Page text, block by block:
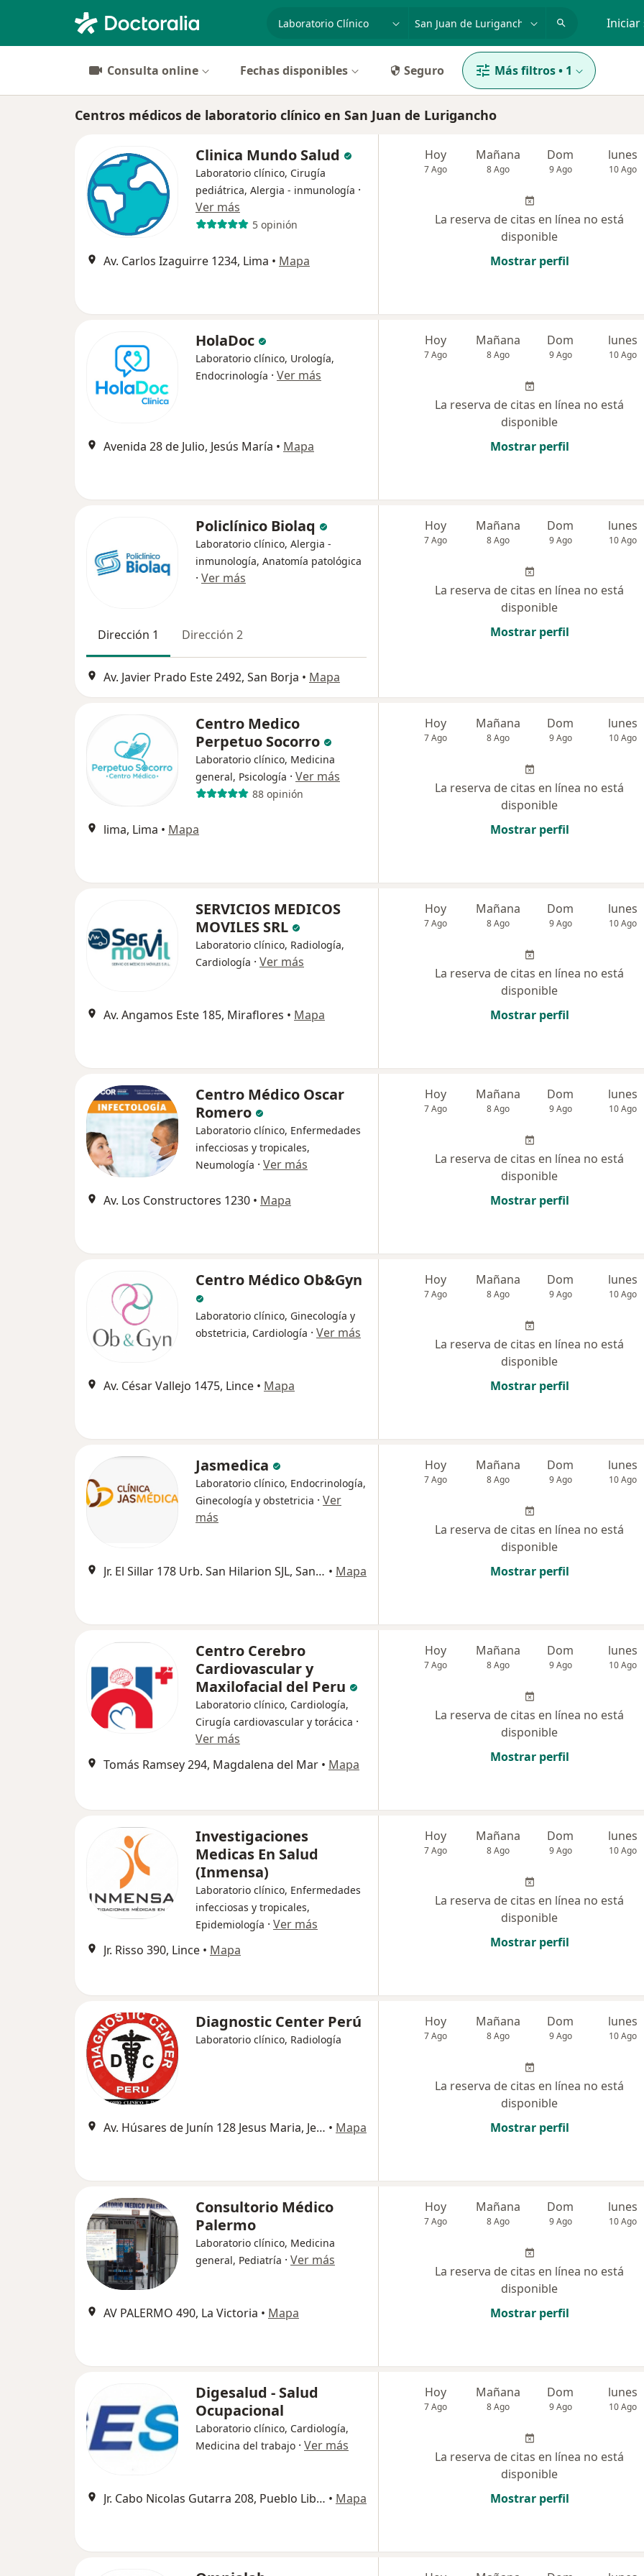
especialidad, enfermedad o nombre Iniciar
Consulta online Fechas disponibles Seguro Más filtros• 1
Centros médicos de laboratorio clínico en San Juan de Lurigancho
Clinica Mundo Salud
Laboratorio clínico, Cirugía
pediátrica, Alergia - inmunología ·
Ver más
5 opinión
Av. Carlos Izaguirre 1234, Lima • Mapa
Hoy
7 Ago
Mañana
8 Ago
Dom
9 Ago
lunes
10 Ago
La reserva de citas en línea no está
disponible
Mostrar perfil
HolaDoc
Laboratorio clínico, Urología,
Endocrinología · Ver más
Avenida 28 de Julio, Jesús María • Mapa
Hoy
7 Ago
Mañana
8 Ago
Dom
9 Ago
lunes
10 Ago
La reserva de citas en línea no está
disponible
Mostrar perfil
Policlínico Biolaq
Laboratorio clínico, Alergia -
inmunología, Anatomía patológica
· Ver más
Dirección 1 Dirección 2
Av. Javier Prado Este 2492, San Borja • Mapa
Hoy
7 Ago
Mañana
8 Ago
Dom
9 Ago
lunes
10 Ago
La reserva de citas en línea no está
disponible
Mostrar perfil
Centro Medico
Perpetuo Socorro
Laboratorio clínico, Medicina
general, Psicología · Ver más
88 opinión
lima, Lima • Mapa
Hoy
7 Ago
Mañana
8 Ago
Dom
9 Ago
lunes
10 Ago
La reserva de citas en línea no está
disponible
Mostrar perfil
SERVICIOS MEDICOS
MOVILES SRL
Laboratorio clínico, Radiología,
Cardiología · Ver más
Av. Angamos Este 185, Miraflores • Mapa
Hoy
7 Ago
Mañana
8 Ago
Dom
9 Ago
lunes
10 Ago
La reserva de citas en línea no está
disponible
Mostrar perfil
Centro Médico Oscar
Romero
Laboratorio clínico, Enfermedades
infecciosas y tropicales,
Neumología · Ver más
Av. Los Constructores 1230 • Mapa
Hoy
7 Ago
Mañana
8 Ago
Dom
9 Ago
lunes
10 Ago
La reserva de citas en línea no está
disponible
Mostrar perfil
Centro Médico Ob&Gyn
Laboratorio clínico, Ginecología y
obstetricia, Cardiología · Ver más
Av. César Vallejo 1475, Lince • Mapa
Hoy
7 Ago
Mañana
8 Ago
Dom
9 Ago
lunes
10 Ago
La reserva de citas en línea no está
disponible
Mostrar perfil
Jasmedica
Laboratorio clínico, Endocrinología,
Ginecología y obstetricia · Ver
más
Jr. El Sillar 178 Urb. San Hilarion SJL, San Juan de Lurigancho • Mapa
Hoy
7 Ago
Mañana
8 Ago
Dom
9 Ago
lunes
10 Ago
La reserva de citas en línea no está
disponible
Mostrar perfil
Centro Cerebro
Cardiovascular y
Maxilofacial del Peru
Laboratorio clínico, Cardiología,
Cirugía cardiovascular y torácica ·
Ver más
Tomás Ramsey 294, Magdalena del Mar • Mapa
Hoy
7 Ago
Mañana
8 Ago
Dom
9 Ago
lunes
10 Ago
La reserva de citas en línea no está
disponible
Mostrar perfil
Investigaciones
Medicas En Salud
(Inmensa)
Laboratorio clínico, Enfermedades
infecciosas y tropicales,
Epidemiología · Ver más
Jr. Risso 390, Lince • Mapa
Hoy
7 Ago
Mañana
8 Ago
Dom
9 Ago
lunes
10 Ago
La reserva de citas en línea no está
disponible
Mostrar perfil
Diagnostic Center Perú
Laboratorio clínico, Radiología
Av. Húsares de Junín 128 Jesus Maria, Jesús María • Mapa
Hoy
7 Ago
Mañana
8 Ago
Dom
9 Ago
lunes
10 Ago
La reserva de citas en línea no está
disponible
Mostrar perfil
Consultorio Médico
Palermo
Laboratorio clínico, Medicina
general, Pediatría · Ver más
AV PALERMO 490, La Victoria • Mapa
Hoy
7 Ago
Mañana
8 Ago
Dom
9 Ago
lunes
10 Ago
La reserva de citas en línea no está
disponible
Mostrar perfil
Digesalud - Salud
Ocupacional
Laboratorio clínico, Cardiología,
Medicina del trabajo · Ver más
Jr. Cabo Nicolas Gutarra 208, Pueblo Libre • Mapa
Hoy
7 Ago
Mañana
8 Ago
Dom
9 Ago
lunes
10 Ago
La reserva de citas en línea no está
disponible
Mostrar perfil